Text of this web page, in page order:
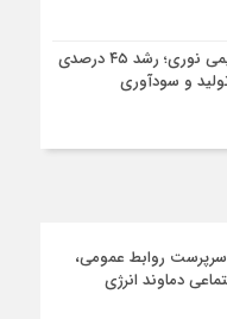
ثبت سال طلایی پتروشیمی نوری؛ رشد ۴۵ درصدی
و سودآوری
سرپرست روابط عمومی،
دماوند انرژی